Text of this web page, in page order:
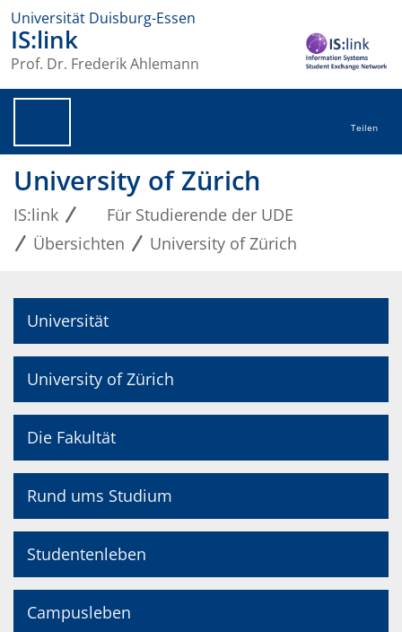
Universität Duisburg-Essen
IS:link
Prof. Dr. Frederik Ahlemann
Teilen
University of Zürich
IS:link
Für Studierende der UDE
Übersichten
University of Zürich
Universität
University of Zürich
Die Fakultät
Rund ums Studium
Studentenleben
Campusleben